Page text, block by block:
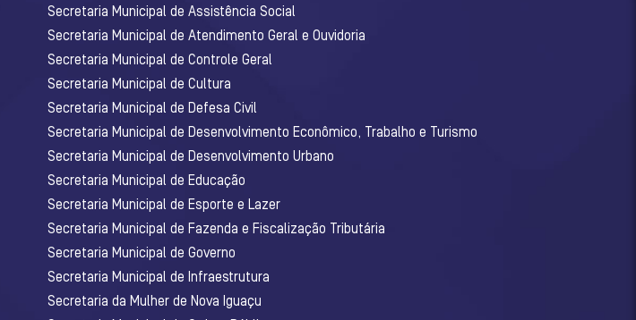
Secretaria Municipal de Assistência Social
Secretaria Municipal de Atendimento Geral e Ouvidoria
Secretaria Municipal de Controle Geral
Secretaria Municipal de Cultura
Secretaria Municipal de Defesa Civil
Secretaria Municipal de Desenvolvimento Econômico, Trabalho e Turismo
Secretaria Municipal de Desenvolvimento Urbano
Secretaria Municipal de Educação
Secretaria Municipal de Esporte e Lazer
Secretaria Municipal de Fazenda e Fiscalização Tributária
Secretaria Municipal de Governo
Secretaria Municipal de Infraestrutura
Secretaria da Mulher de Nova Iguaçu